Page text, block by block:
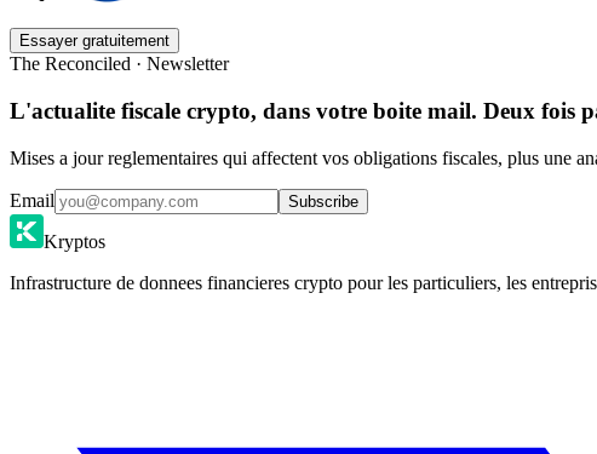
Essayer gratuitement
The Reconciled · Newsletter
L'actualite fiscale crypto, dans votre boite mail. Deux fois
Mises a jour reglementaires qui affectent vos obligations fiscales, plus une
Email Subscribe
Kryptos
Infrastructure de donnees financieres crypto pour les particuliers, les